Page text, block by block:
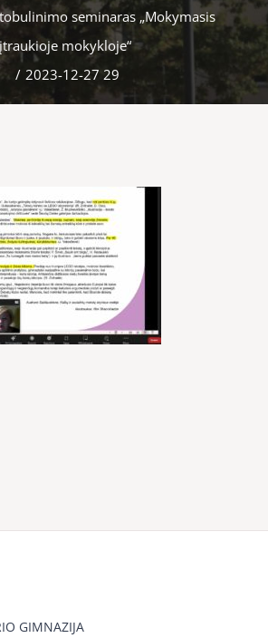
seminaras „Mokymasis
įtraukioje mokykloje“
/ 2023-12-27 29
GIMNAZIJA